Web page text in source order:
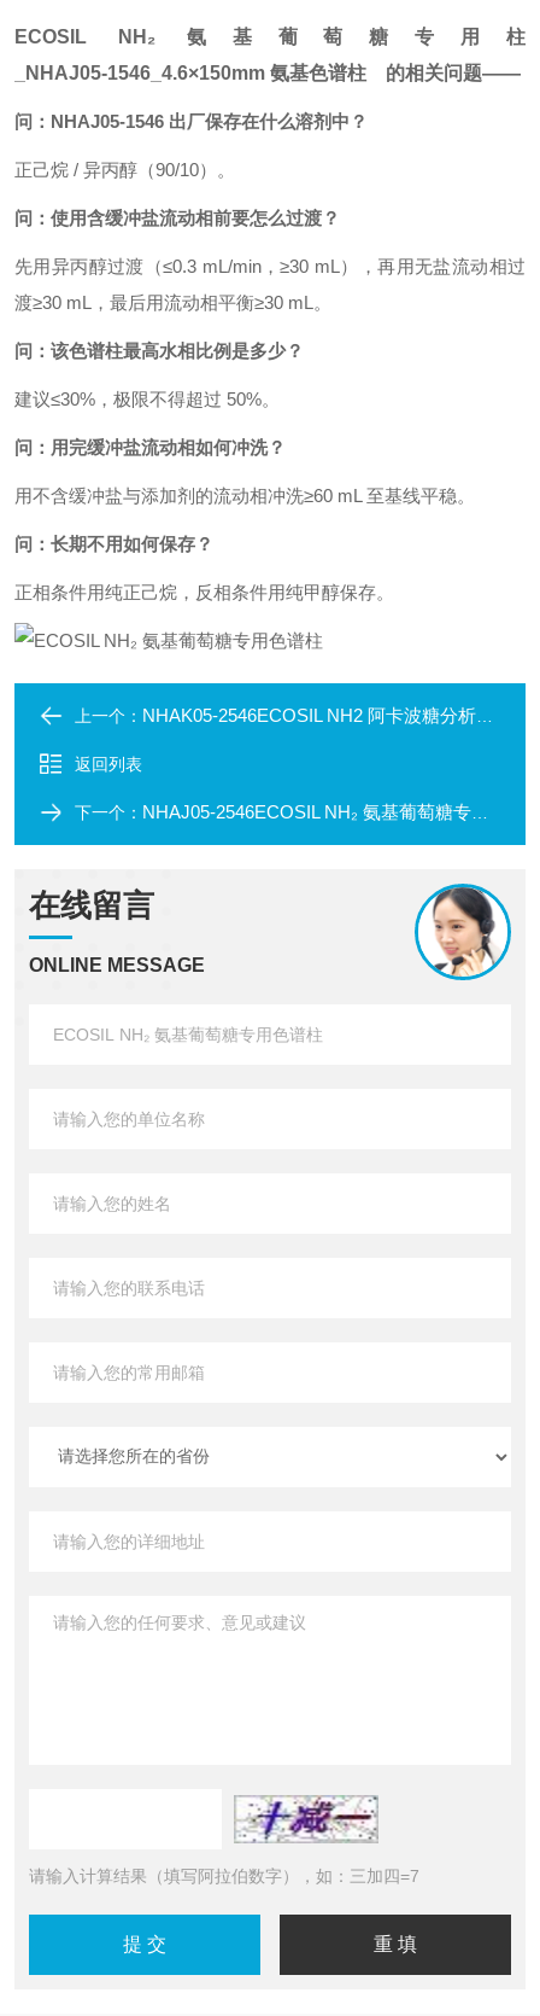
ECOSIL NH₂ 氨基葡萄糖专用柱
_NHAJ05‑1546_4.6×150mm 氨基色谱柱 的相关问题——
问：NHAJ05‑1546 出厂保存在什么溶剂中？
正己烷 / 异丙醇（90/10）。
问：使用含缓冲盐流动相前要怎么过渡？
先用异丙醇过渡（≤0.3 mL/min，≥30 mL），再用无盐流动相过
渡≥30 mL，最后用流动相平衡≥30 mL。
问：该色谱柱最高水相比例是多少？
建议≤30%，极限不得超过 50%。
问：用完缓冲盐流动相如何冲洗？
用不含缓冲盐与添加剂的流动相冲洗≥60 mL 至基线平稳。
问：长期不用如何保存？
正相条件用纯正己烷，反相条件用纯甲醇保存。
上一个： NHAK05-2546ECOSIL NH2 阿卡波糖分析专用色谱柱
返回列表
下一个： NHAJ05‑2546ECOSIL NH₂ 氨基葡萄糖专用色谱柱
在线留言
ONLINE MESSAGE
请输入计算结果（填写阿拉伯数字），如：三加四=7